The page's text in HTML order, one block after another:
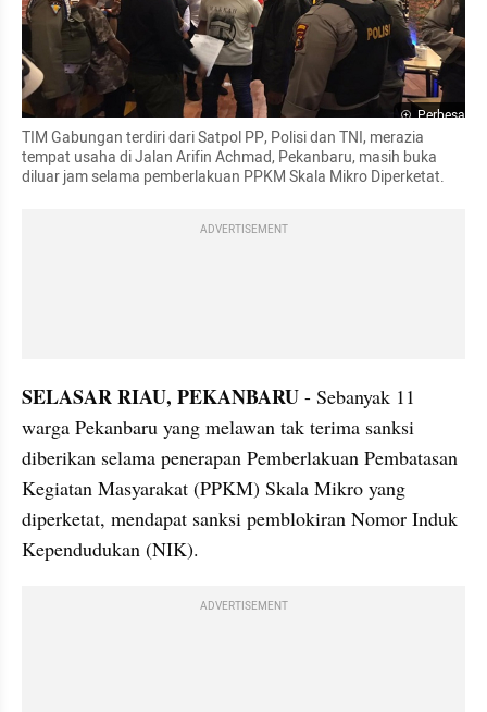
Perbesar
TIM Gabungan terdiri dari Satpol PP, Polisi dan TNI, merazia
tempat usaha di Jalan Arifin Achmad, Pekanbaru, masih buka
diluar jam selama pemberlakuan PPKM Skala Mikro Diperketat.
ADVERTISEMENT
SELASAR RIAU, PEKANBARU - Sebanyak 11
warga Pekanbaru yang melawan tak terima sanksi
diberikan selama penerapan Pemberlakuan Pembatasan
Kegiatan Masyarakat (PPKM) Skala Mikro yang
diperketat, mendapat sanksi pemblokiran Nomor Induk
Kependudukan (NIK).
ADVERTISEMENT